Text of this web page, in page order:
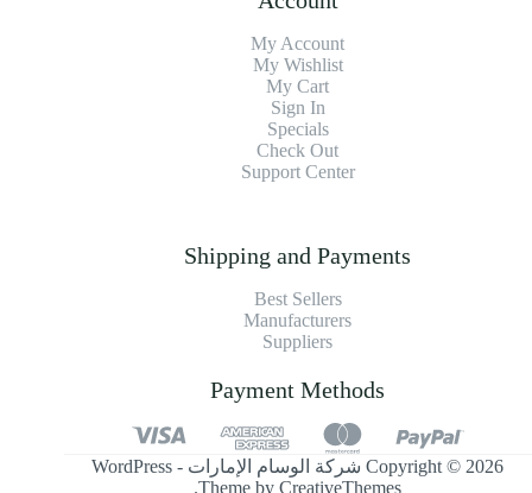
My Account
My Wishlist
My Cart
Sign In
Specials
Check Out
Support Center
Shipping and Payments
Best Sellers
Manufacturers
Suppliers
Payment Methods
Copyright © 2026 شركة الوسام الإمارات - WordPress
Theme byCreativeThemes
.